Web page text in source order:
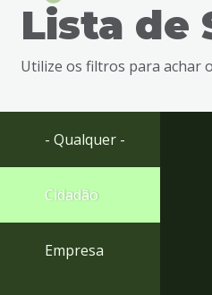
busca
Ir
rodapé
Lista de
Utilize os filtros para achar
- Qualquer -
Cidadão
Empresa